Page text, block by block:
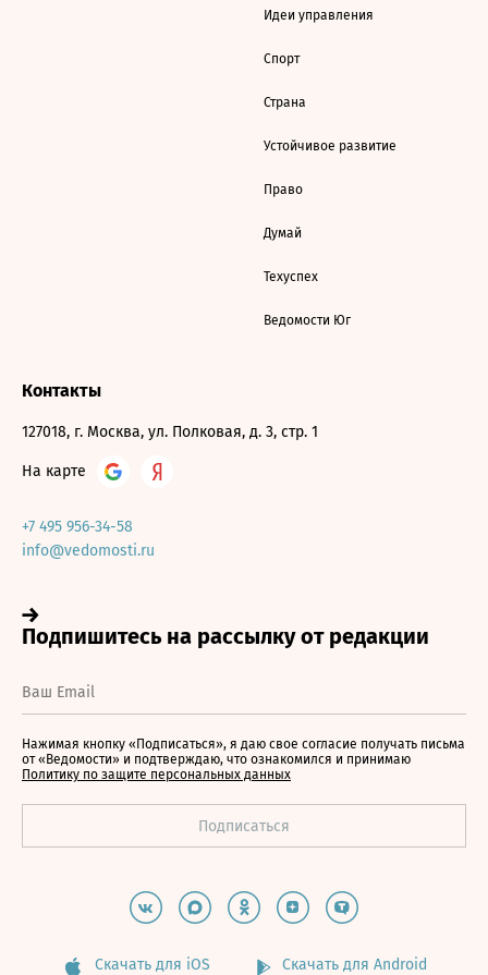
Идеи управления
Спорт
Страна
Устойчивое развитие
Право
Думай
Техуспех
Ведомости Юг
Контакты
127018, г. Москва, ул. Полковая, д. 3, стр. 1
На карте
+7 495 956-34-58
info@vedomosti.ru
Нажимая кнопку «Подписаться», я даю свое согласие получать письма
от «Ведомости» и подтверждаю, что ознакомился и принимаю
Политику по защите персональных данных
Скачать для iOS Скачать для Android